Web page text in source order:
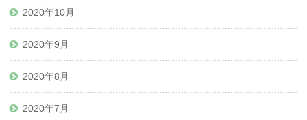
2020年10月
2020年9月
2020年8月
2020年7月